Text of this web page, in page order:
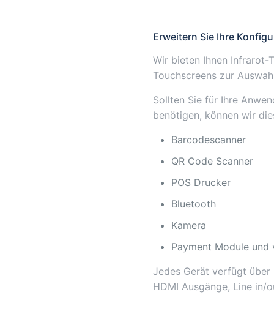
Erweitern Sie Ihre
Wir bieten Ihnen Infrarot-
Touchscreens zur
Sollten Sie für Ihre
benötigen, können wir
Barcodescanner
QR Code Scanner
POS Drucker
Bluetooth
Kamera
Payment Module und
Jedes Gerät verfügt über
HDMI Ausgänge, Line in/